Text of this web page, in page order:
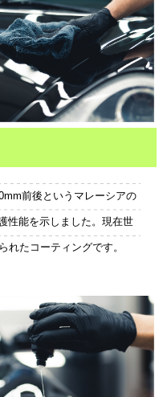
前後というマレーシアの
性能を示しました。現在世
れたコーティングです。